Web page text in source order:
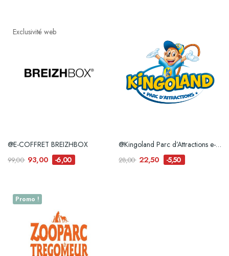
Exclusivité web
@E-COFFRET BREIZHBOX
99,00 93,00 -6,00
@Kingoland Parc d’Attractions e-billet
28,00 22,50 -5,50
Promo !